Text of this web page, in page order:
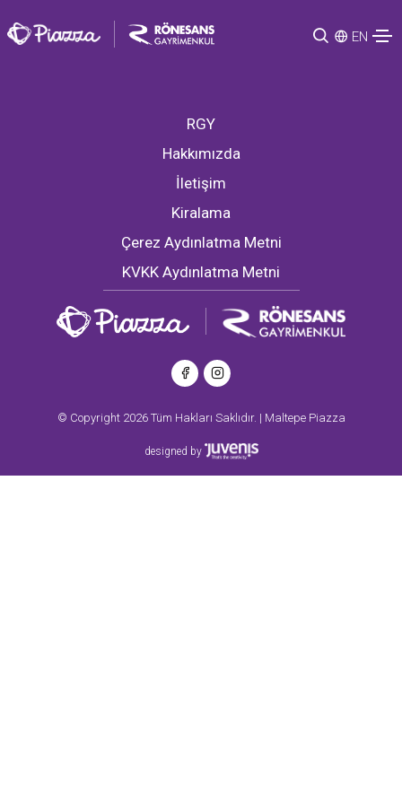
EN
RGY
Hakkımızda
İletişim
Kiralama
Çerez Aydınlatma Metni
KVKK Aydınlatma Metni
© Copyright 2026 Tüm Hakları Saklıdır. | Maltepe Piazza
designed by